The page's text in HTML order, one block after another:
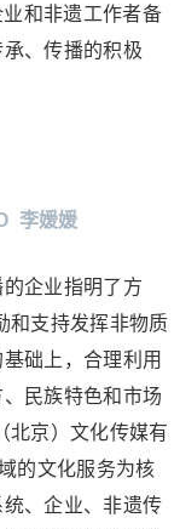
业和非遗工作者备
、传播的积极
李媛媛
的企业指明了方
和支持发挥非物质
础上，合理利用
民族特色和市场
北京）文化传媒有
的文化服务为核
、企业、非遗传